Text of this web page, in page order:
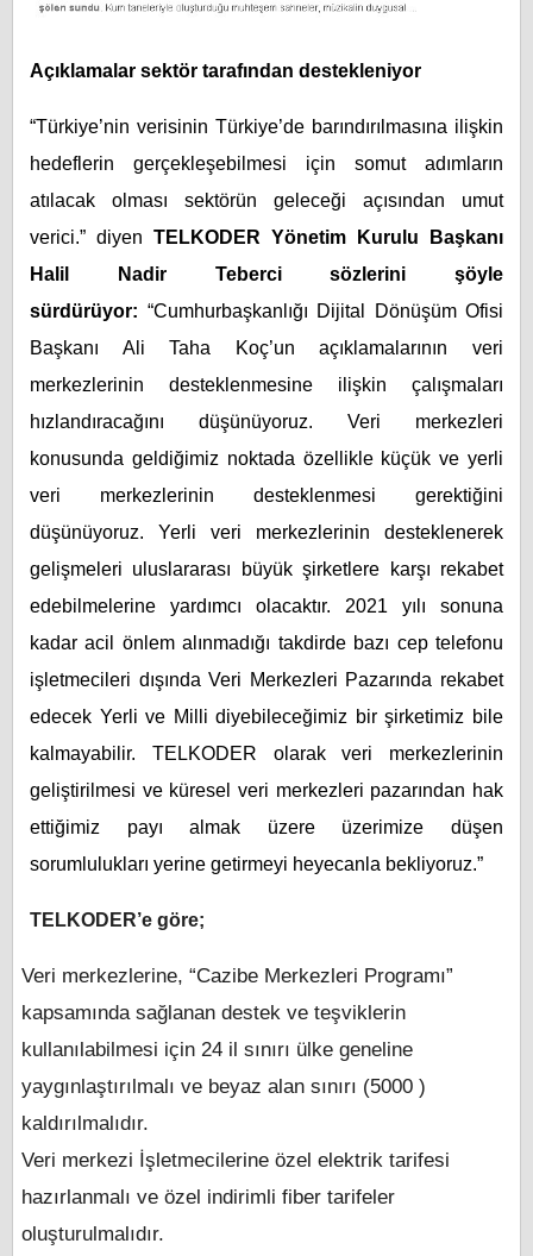
Açıklamalar sektör tarafından destekleniyor
“Türkiye’nin verisinin Türkiye’de barındırılmasına ilişkin
hedeflerin gerçekleşebilmesi için somut adımların
atılacak olması sektörün geleceği açısından umut
verici.” diyen TELKODER Yönetim Kurulu Başkanı
Halil Nadir Teberci sözlerini şöyle
sürdürüyor: “Cumhurbaşkanlığı Dijital Dönüşüm Ofisi
Başkanı Ali Taha Koç’un açıklamalarının veri
merkezlerinin desteklenmesine ilişkin çalışmaları
hızlandıracağını düşünüyoruz. Veri merkezleri
konusunda geldiğimiz noktada özellikle küçük ve yerli
veri merkezlerinin desteklenmesi gerektiğini
düşünüyoruz. Yerli veri merkezlerinin desteklenerek
gelişmeleri uluslararası büyük şirketlere karşı rekabet
edebilmelerine yardımcı olacaktır. 2021 yılı sonuna
kadar acil önlem alınmadığı takdirde bazı cep telefonu
işletmecileri dışında Veri Merkezleri Pazarında rekabet
edecek Yerli ve Milli diyebileceğimiz bir şirketimiz bile
kalmayabilir. TELKODER olarak veri merkezlerinin
geliştirilmesi ve küresel veri merkezleri pazarından hak
ettiğimiz payı almak üzere üzerimize düşen
sorumlulukları yerine getirmeyi heyecanla bekliyoruz.”
TELKODER’e göre;
Veri merkezlerine, “Cazibe Merkezleri Programı”
kapsamında sağlanan destek ve teşviklerin
kullanılabilmesi için 24 il sınırı ülke geneline
yaygınlaştırılmalı ve beyaz alan sınırı (5000 )
kaldırılmalıdır.
Veri merkezi İşletmecilerine özel elektrik tarifesi
hazırlanmalı ve özel indirimli fiber tarifeler
oluşturulmalıdır.